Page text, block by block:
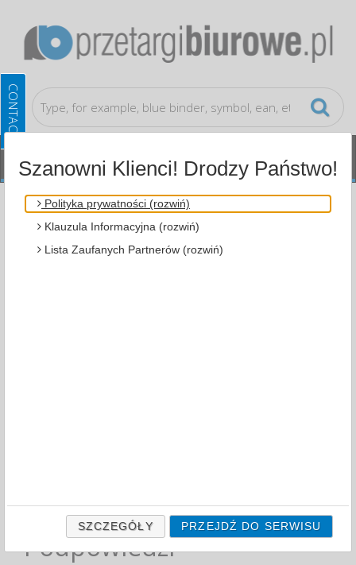
Cleaning, Protection, Shipment Coats
lub podana fraza "" nie została odnaleziona.
Podpowiedzi
Szanowni Klienci! Drodzy Państwo!
Polityka prywatności (rozwiń)
Klauzula Informacyjna (rozwiń)
Lista Zaufanych Partnerów (rozwiń)
SZCZEGÓŁY PRZEJDŹ DO SERWISU